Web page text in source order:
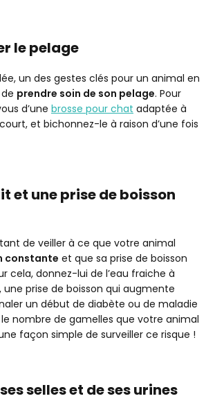
le pelage
un des gestes clés pour un animal en
prendre soin de son pelage. Pour
d’une brosse pour chat adaptée à
et bichonnez-le à raison d’une fois
et une prise de boisson
de veiller à ce que votre animal
constante et que sa prise de boisson
cela, donnez-lui de l’eau fraiche à
prise de boisson qui augmente
un début de diabète ou de maladie
nombre de gamelles que votre animal
façon simple de surveiller ce risque !
selles et de ses urines